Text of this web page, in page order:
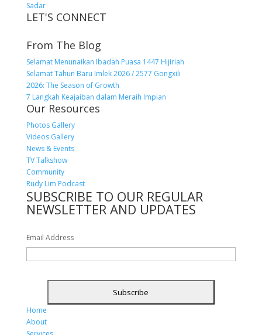
Sadar
LET'S CONNECT
From The Blog
Selamat Menunaikan Ibadah Puasa 1447 Hijiriah
Selamat Tahun Baru Imlek 2026 / 2577 Gongxili
2026: The Season of Growth
7 Langkah Keajaiban dalam Meraih Impian
Our Resources
Photos Gallery
Videos Gallery
News & Events
TV Talkshow
Community
Rudy Lim Podcast
SUBSCRIBE TO OUR REGULAR
NEWSLETTER AND UPDATES
Email Address
Home
About